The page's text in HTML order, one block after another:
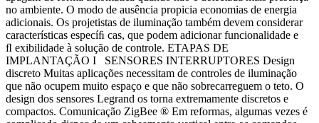
no ambiente. O modo de ausência propicia economias de energia
adicionais. Os projetistas de iluminação também devem considerar
características especíﬁ cas, que podem adicionar funcionalidade e
ﬂ exibilidade à solução de controle. ETAPAS DE
IMPLANTAÇÃO I SENSORES INTERRUPTORES Design
discreto Muitas aplicações necessitam de controles de iluminação
que não ocupem muito espaço e que não sobrecarreguem o teto. O
design dos sensores Legrand os torna extremamente discretos e
compactos. Comunicação ZigBee ® Em reformas, algumas vezes é